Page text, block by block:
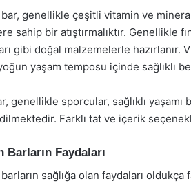
genellikle çeşitli vitamin ve
sahip bir atıştırmalıktır. Genellikle
gibi doğal malzemelerle hazırlanır.
yaşam temposu içinde sağlıklı
genellikle sporcular, sağlıklı
Farklı tat ve içerik
Barların Faydaları
sağlığa olan faydaları oldukça